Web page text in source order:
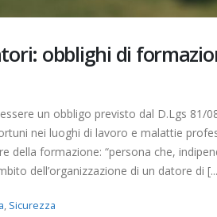
obblighi di
un obbligo previsto dal D.Lgs 81/
nei luoghi di lavoro e malattie
della formazione: “persona che,
dell’organizzazione di un datore di
, Sicurezza